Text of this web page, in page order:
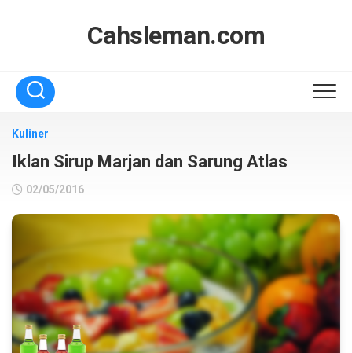
Cahsleman.com
Kuliner
Iklan Sirup Marjan dan Sarung Atlas
02/05/2016